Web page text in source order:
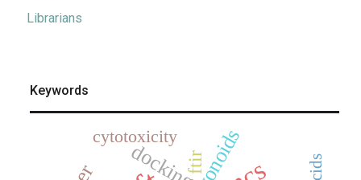
Librarians
Keywords
docking
ftir
cytotoxicity